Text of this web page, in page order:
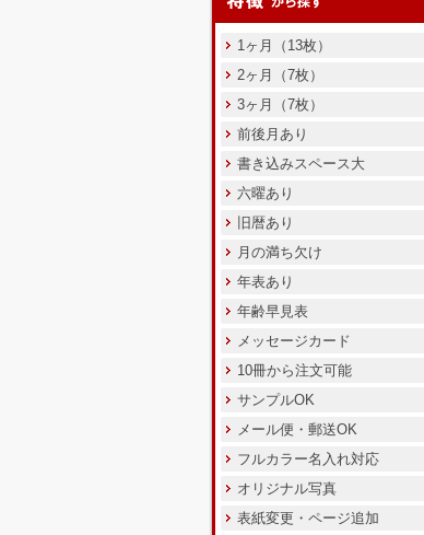
1ヶ月（13枚）
2ヶ月（7枚）
3ヶ月（7枚）
前後月あり
書き込みスペース大
六曜あり
旧暦あり
月の満ち欠け
年表あり
年齢早見表
メッセージカード
10冊から注文可能
サンプルOK
メール便・郵送OK
フルカラー名入れ対応
オリジナル写真
表紙変更・ページ追加